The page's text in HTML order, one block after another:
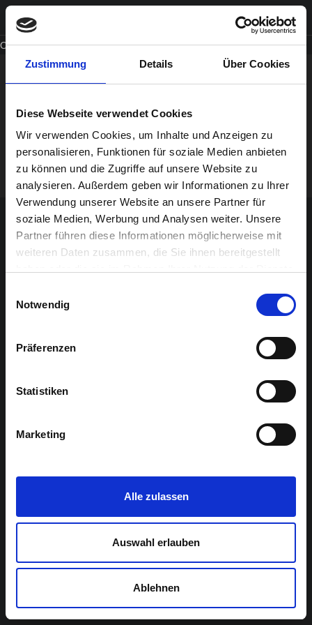
Zustimmung Details Über Cookies
Diese Webseite verwendet Cookies
Wir verwenden Cookies, um Inhalte und Anzeigen zu
personalisieren, Funktionen für soziale Medien anbieten
zu können und die Zugriffe auf unsere Website zu
analysieren. Außerdem geben wir Informationen zu Ihrer
Verwendung unserer Website an unsere Partner für
soziale Medien, Werbung und Analysen weiter. Unsere
Partner führen diese Informationen möglicherweise mit
weiteren Daten zusammen, die Sie ihnen bereitgestellt
Notwendig
Präferenzen
Statistiken
Marketing
Alle zulassen
Auswahl erlauben
Ablehnen
Oops, an error occurred! Code: 202608060515488da56b9a
Impressum Datenschutz